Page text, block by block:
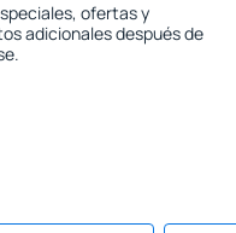
ofertas y
adicionales después de